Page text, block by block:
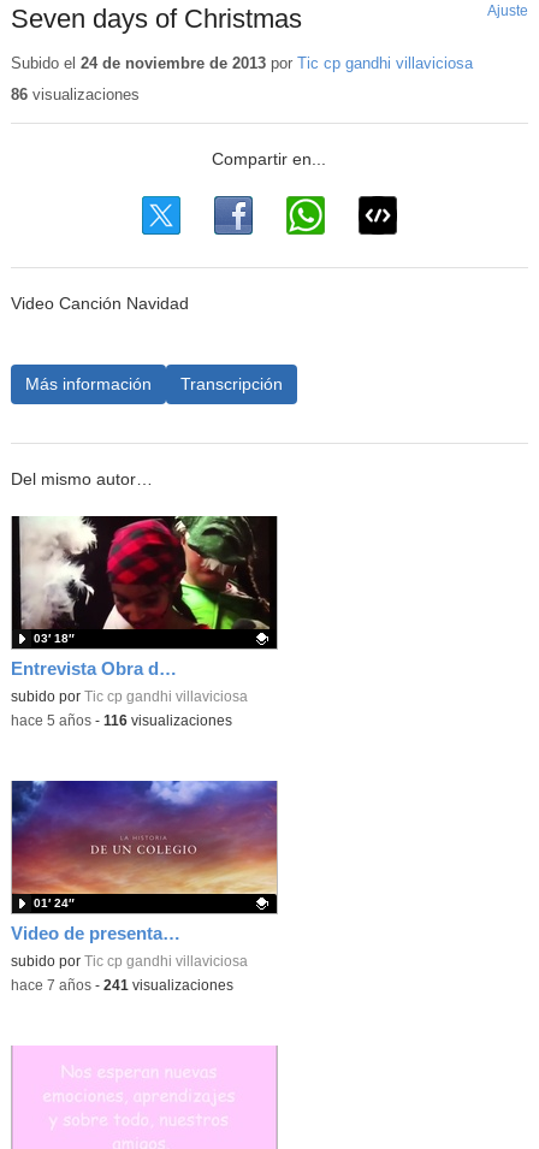
Seven days of Christmas Ajuste
Subido el 24 de noviembre de 2013por Tic cp gandhi villaviciosa
86visualizaciones
Video Canción Navidad
Más información Transcripción
Del mismo autor…
Entrevista Obra de teatro Peter Pan
Contenido educativo.
subido por Tic cp gandhi villaviciosa
03′ 18″
-hace 5 años- 116visualizaciones
Video de presentación CEIP Gandhi
Contenido educativo.
subido por Tic cp gandhi villaviciosa
01′ 24″
-hace 7 años- 241 visualizaciones